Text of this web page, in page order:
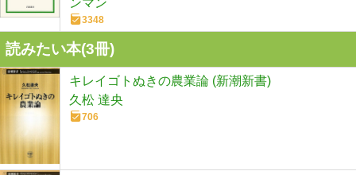
ンマン
3348
読みたい本(3冊)
キレイゴトぬきの農業論 (新潮新書)
久松 達央
706